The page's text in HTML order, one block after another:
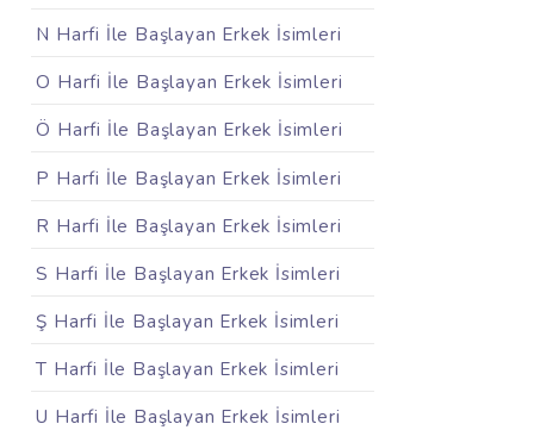
N Harfi İle Başlayan Erkek İsimleri
O Harfi İle Başlayan Erkek İsimleri
Ö Harfi İle Başlayan Erkek İsimleri
P Harfi İle Başlayan Erkek İsimleri
R Harfi İle Başlayan Erkek İsimleri
S Harfi İle Başlayan Erkek İsimleri
Ş Harfi İle Başlayan Erkek İsimleri
T Harfi İle Başlayan Erkek İsimleri
U Harfi İle Başlayan Erkek İsimleri